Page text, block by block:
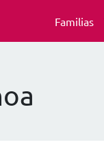
Familias